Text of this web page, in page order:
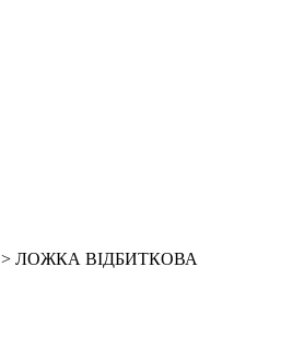
> ЛОЖКА ВІДБИТКОВА